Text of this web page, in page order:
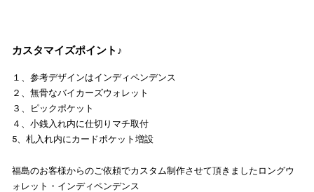
カスタマイズポイント♪
１、参考デザインはインディペンデンス
２、無骨なバイカーズウォレット
３、ピックポケット
４、小銭入れ内に仕切りマチ取付
5、札入れ内にカードポケット増設
福島のお客様からのご依頼でカスタム制作させて頂きましたロングウ
ォレット・インディペンデンス